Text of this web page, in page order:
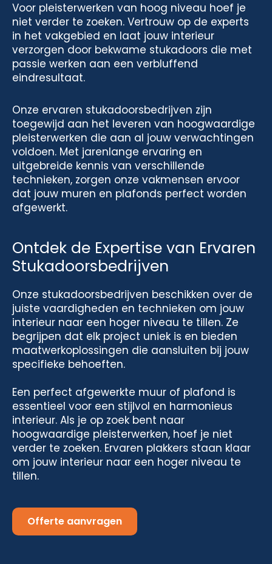
Voor pleisterwerken van hoog niveau hoef je
niet verder te zoeken. Vertrouw op de experts
in het vakgebied en laat jouw interieur
verzorgen door bekwame stukadoors die met
passie werken aan een verbluffend
eindresultaat.
Onze ervaren stukadoorsbedrijven zijn
toegewijd aan het leveren van hoogwaardige
pleisterwerken die aan al jouw verwachtingen
voldoen. Met jarenlange ervaring en
uitgebreide kennis van verschillende
technieken, zorgen onze vakmensen ervoor
dat jouw muren en plafonds perfect worden
afgewerkt.
Ontdek de Expertise van Ervaren
Stukadoorsbedrijven
Onze stukadoorsbedrijven beschikken over de
juiste vaardigheden en technieken om jouw
interieur naar een hoger niveau te tillen. Ze
begrijpen dat elk project uniek is en bieden
maatwerkoplossingen die aansluiten bij jouw
specifieke behoeften.
Een perfect afgewerkte muur of plafond is
essentieel voor een stijlvol en harmonieus
interieur. Als je op zoek bent naar
hoogwaardige pleisterwerken, hoef je niet
verder te zoeken. Ervaren plakkers staan klaar
om jouw interieur naar een hoger niveau te
tillen.
Offerte aanvragen